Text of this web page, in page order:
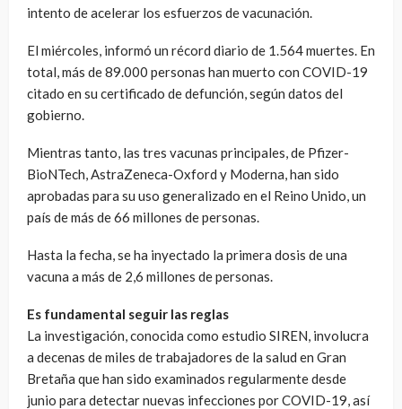
intento de acelerar los esfuerzos de vacunación.
El miércoles, informó un récord diario de 1.564 muertes. En
total, más de 89.000 personas han muerto con COVID-19
citado en su certificado de defunción, según datos del
gobierno.
Mientras tanto, las tres vacunas principales, de Pfizer-
BioNTech, AstraZeneca-Oxford y Moderna, han sido
aprobadas para su uso generalizado en el Reino Unido, un
país de más de 66 millones de personas.
Hasta la fecha, se ha inyectado la primera dosis de una
vacuna a más de 2,6 millones de personas.
Es fundamental seguir las reglas
La investigación, conocida como estudio SIREN, involucra
a decenas de miles de trabajadores de la salud en Gran
Bretaña que han sido examinados regularmente desde
junio para detectar nuevas infecciones por COVID-19, así